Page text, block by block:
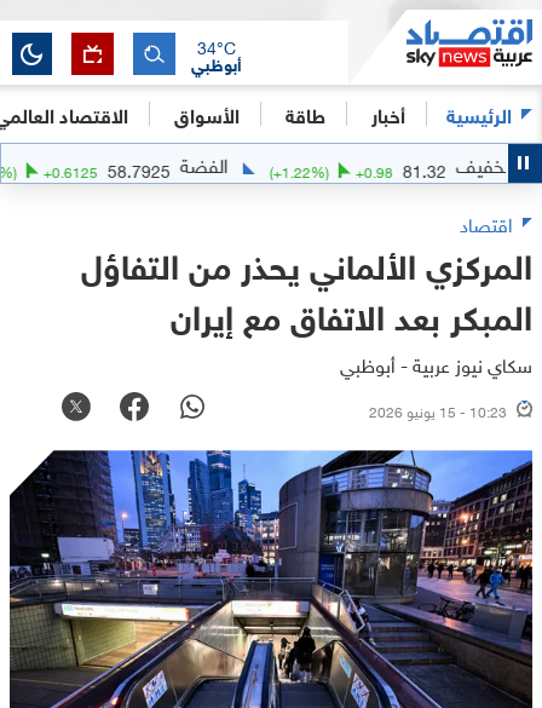
الرئيسية أخبار طاقة الأسواق الاقتصاد
أبوظبي
34°C
81.32
+0.98
( +1.22%) الفضة 58.7925
+0.6125
( +1.05%)
اقتصاد
المركزي الألماني يحذر من التفاؤل
المبكر بعد الاتفاق مع إيران
سكاي نيوز عربية - أبوظبي
10:23 - 15 يونيو 2026